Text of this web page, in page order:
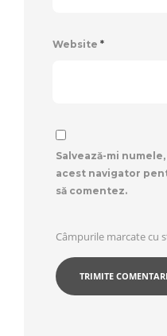
Website *
Salvează-mi
acest navigator
să comentez.
Câmpurile marcate cu